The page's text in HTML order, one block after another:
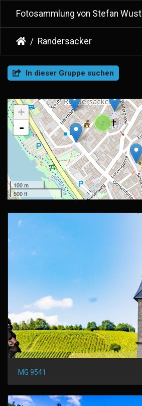
Fotosammlung von Stefan Wust
Randersacker
In dieser Gruppe suchen
2
+
-
100 m
500 ft
MG 9541